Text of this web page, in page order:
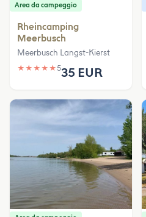
Area da campeggio
Rheincamping
Meerbusch
Meerbusch Langst-Kierst
★ ★ ★ ★ ★535 EUR